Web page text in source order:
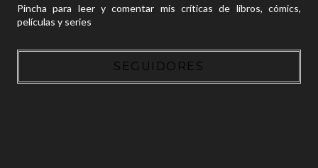
Pincha para leer y comentar mis críticas de libros, cómics,
películas y series
SEGUIDORES